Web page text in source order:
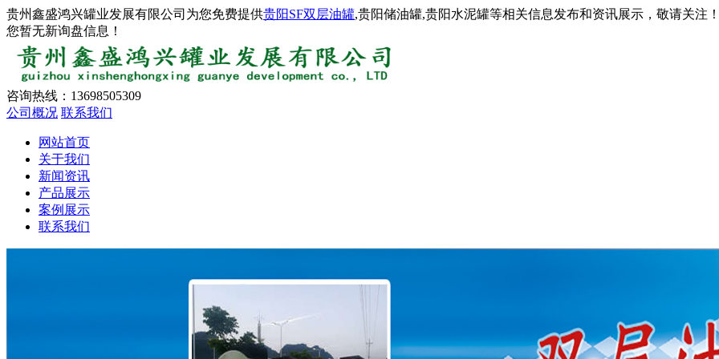
贵州鑫盛鸿兴罐业发展有限公司为您免费提供贵阳SF双层油罐,贵阳储油罐,贵阳水泥罐等相关信息发布和资讯展示，敬请关注
您暂无新询盘信息！
咨询热线： 13698505309
公司概况 联系我们
网站首页
关于我们
新闻资讯
产品展示
案例展示
联系我们